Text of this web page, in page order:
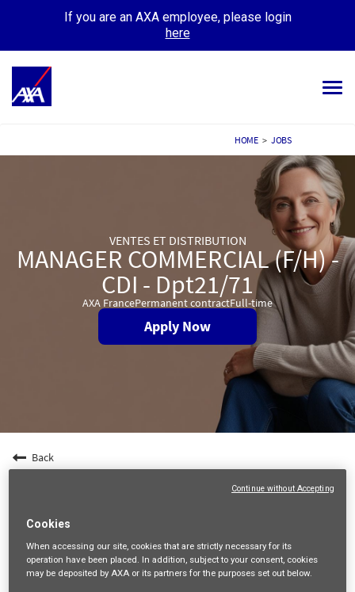
If you are an AXA employee, please login
here
MY APPLICATIONS MY PROFILE
HOME > JOBS
VENTES ET DISTRIBUTION
MANAGER COMMERCIAL (F/H) -
CDI - Dpt21/71
AXA FrancePermanent contractFull-time
Apply Now
Back
MANAGER COMMERCIAL (F/H) - CDI - Dpt21/71
35286
Cookies
When accessing our site, cookies that are strictly necessary for its
operation have been placed. In addition, subject to your consent, cookies
may be deposited by AXA or its partners for the purposes set out below.
Continue without Accepting